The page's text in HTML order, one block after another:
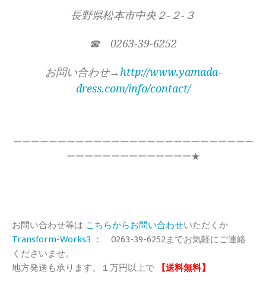
長野県松本市中央２-２-３
☎ 0263-39-6252
お問い合わせ→http://www.yamada-
dress.com/info/contact/
ーーーーーーーーーーーーーーーーーーーーーーーーーーー
ーーーーーーーーーーーーーー★
お問い合わせ等は こちらからお問い合わせいただくか
Transform-Works3 ： 0263-39-6252までお気軽にご連絡
くださいませ。
地方発送も承ります。１万円以上で
【送料無料】